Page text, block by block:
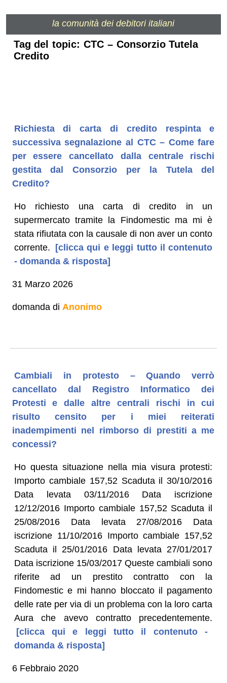
la comunità dei debitori italiani
Tag del topic: CTC – Consorzio Tutela
Credito
Richiesta di carta di credito respinta e
successiva segnalazione al CTC – Come fare
per essere cancellato dalla centrale rischi
gestita dal Consorzio per la Tutela del
Credito?
Ho richiesto una carta di credito in un
supermercato tramite la Findomestic ma mi è
stata rifiutata con la causale di non aver un conto
corrente. [clicca qui e leggi tutto il contenuto
- domanda & risposta]
31 Marzo 2026
domanda di Anonimo
Cambiali in protesto – Quando verrò
cancellato dal Registro Informatico dei
Protesti e dalle altre centrali rischi in cui
risulto censito per i miei reiterati
inadempimenti nel rimborso di prestiti a me
concessi?
Ho questa situazione nella mia visura protesti:
Importo cambiale 157,52 Scaduta il 30/10/2016
Data levata 03/11/2016 Data iscrizione
12/12/2016 Importo cambiale 157,52 Scaduta il
25/08/2016 Data levata 27/08/2016 Data
iscrizione 11/10/2016 Importo cambiale 157,52
Scaduta il 25/01/2016 Data levata 27/01/2017
Data iscrizione 15/03/2017 Queste cambiali sono
riferite ad un prestito contratto con la
Findomestic e mi hanno bloccato il pagamento
delle rate per via di un problema con la loro carta
Aura che avevo contratto precedentemente.
[clicca qui e leggi tutto il contenuto -
domanda & risposta]
6 Febbraio 2020